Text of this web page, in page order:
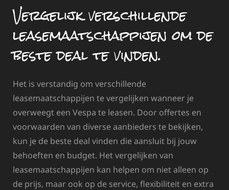
Vergelijk verschillende
leasemaatschappijen om de
beste deal te vinden.
Het is verstandig om verschillende
leasemaatschappijen te vergelijken wanneer je
overweegt een Vespa te leasen. Door offertes en
voorwaarden van diverse aanbieders te bekijken,
kun je de beste deal vinden die aansluit bij jouw
behoeften en budget. Het vergelijken van
leasemaatschappijen kan helpen om niet alleen op
de prijs, maar ook op de service, flexibiliteit en extra